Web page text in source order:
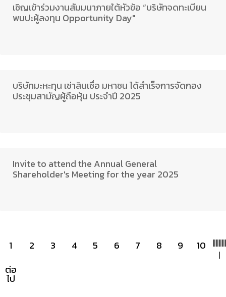
เชิญเข้าร่วมงานสัมมนาภายใต้หัวข้อ “บริษัทจดทะเบียน
พบปะผู้ลงทุน Opportunity Day"
บริษัทมะหะทุน เช่าสินเชื่อ มหาชน ได้สำเร็จการจัดกอง
ประชุมสามัญผู้ถือหุ้น ประจำปี 2025
Invite to attend the Annual General
Shareholder's Meeting for the year 2025
1 |
2 |
3 |
4 |
5 |
6 |
7 |
8 |
9 |
10
|
ต่อ
ไป